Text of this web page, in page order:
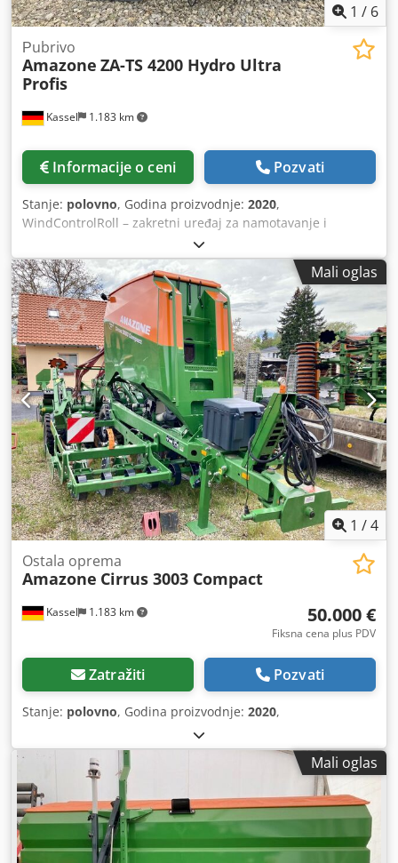
1 / 6
Kassel 1.183 km
Рubrivo
Amazone ZA-TS 4200 Hydro Ultra
Profis
Informacije o ceni Pozvati
Stanje: polovno, Godina proizvodnje: 2020,
WindControlRoll – zakretni uređaj za namotavanje i
parkiranje, AutoTS obostrano / zaštitna cevna ograda L,
senzor nagiba za sistem vaganja, FlowCheck EasyCheck
podne prostirke, 16 kom / blatarice L i merdevine, LED
osvetljenje, klizna pokrivna cerada L / komplet lopata za
rasipanje TS Dcodporxr Uysfx Aaisk
Mali oglas
1 /4
Kassel 1.183 km
Ostala oprema
Amazone Cirrus 3003 Compact
50.000 €
Fiksna cena plus PDV
Zatražiti Pozvati
Stanje: polovno, Godina proizvodnje: 2020,
Mali oglas